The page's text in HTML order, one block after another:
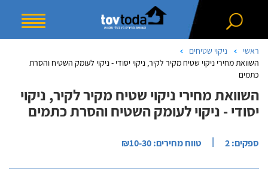
ראשי
ניקוי שטיחים
השוואת מחירי ניקוי שטיח מקיר לקיר, ניקוי יסודי - ניקוי לעומק השטיח והסרת
כתמים
השוואת מחירי ניקוי שטיח מקיר לקיר, ניקוי
יסודי - ניקוי לעומק השטיח והסרת כתמים
ספקים: 2 | טווח מחירים: ₪10-30